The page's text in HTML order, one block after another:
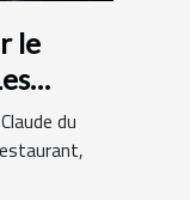
le
du